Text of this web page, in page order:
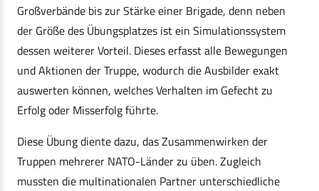
Großverbände bis zur Stärke einer Brigade, denn neben
der Größe des Übungsplatzes ist ein Simulationssystem
dessen weiterer Vorteil. Dieses erfasst alle Bewegungen
und Aktionen der Truppe, wodurch die Ausbilder exakt
auswerten können, welches Verhalten im Gefecht zu
Erfolg oder Misserfolg führte.
Diese Übung diente dazu, das Zusammenwirken der
Truppen mehrerer NATO-Länder zu üben. Zugleich
mussten die multinationalen Partner unterschiedliche